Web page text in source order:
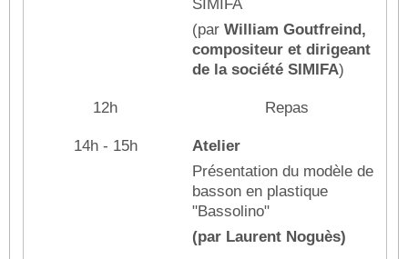
(par William Goutfreind,
compositeur et dirigeant
de la société SIMIFA)
12h Repas
14h - 15h
Atelier
Présentation du modèle de
basson en plastique
"Bassolino"
(par Laurent Noguès)